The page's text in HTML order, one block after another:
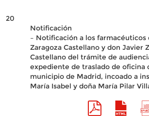
20
Notificación
– Notificación a los farmacéuticos
Zaragoza Castellano y don Javier
Castellano del trámite de
expediente de traslado de oficina
municipio de Madrid, incoado a
María Isabel y doña María Pilar